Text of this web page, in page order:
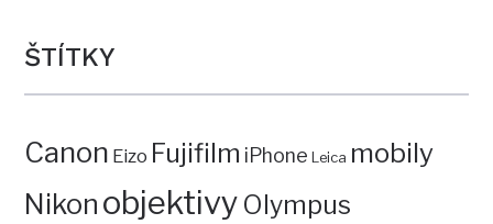
ŠTÍTKY
Canon Eizo Fujifilm iPhone Leica mobily
Nikon objektivy Olympus